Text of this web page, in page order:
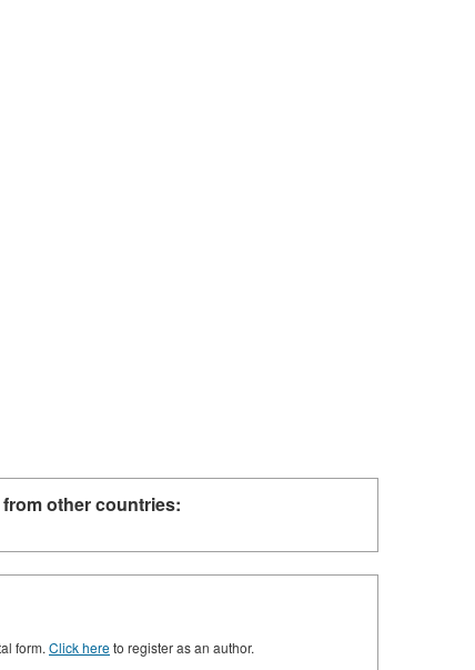
from other countries:
form. Click hereto register as an author.